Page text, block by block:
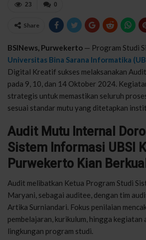
0
23
Share
BSINews, Purwekerto — Program Studi
Universitas Bina Sarana Informatika
Digital Kreatif sukses melaksanakan
pada 9, 10, dan 14 Oktober 2024.
strategis untuk memastikan seluruh
sesuai standar mutu yang ditetapkan
Audit Mutu Internal
Sistem Informasi UBSI
Purwekerto Kian
Audit melibatkan Ketua Program Studi
Maryani, sebagai auditee, dengan tim
Artika Surniandari. Fokus penilaian
pembelajaran, kurikulum, hingga kegiatan
lingkungan program studi.